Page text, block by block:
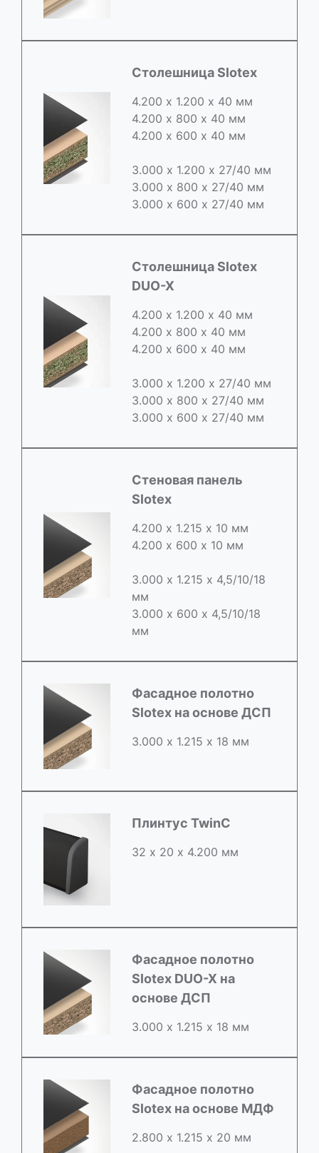
Столешница Slotex
4.200 х 1.200 х 40 мм
4.200 х 800 х 40 мм
4.200 х 600 х 40 мм
3.000 х 1.200 х 27/40 мм
3.000 х 800 х 27/40 мм
3.000 х 600 х 27/40 мм
Cтолешница Slotex
DUO-X
4.200 х 1.200 х 40 мм
4.200 х 800 х 40 мм
4.200 х 600 х 40 мм
3.000 х 1.200 х 27/40 мм
3.000 х 800 х 27/40 мм
3.000 х 600 х 27/40 мм
Стеновая панель
Slotex
4.200 х 1.215 х 10 мм
4.200 х 600 х 10 мм
3.000 х 1.215 х 4,5/10/18
мм
3.000 х 600 х 4,5/10/18
мм
Фасадное полотно
Slotex на основе ДСП
3.000 х 1.215 х 18 мм
Плинтус TwinC
32 х 20 х 4.200 мм
Фасадное полотно
Slotex DUO-X на
основе ДСП
3.000 х 1.215 х 18 мм
Фасадное полотно
Slotex на основе МДФ
2.800 х 1.215 х 20 мм